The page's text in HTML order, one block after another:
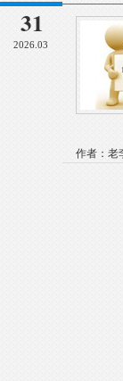
31
2026.03
作者：老